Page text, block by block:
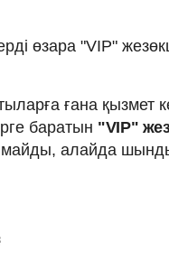
өзара "VIP"
ғана қызмет
баратын "VIP"
алайда